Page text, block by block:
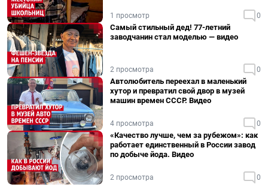
1 просмотр 0
Самый стильный дед! 77-летний
заводчанин стал моделью — видео
2 просмотра 0
Автолюбитель переехал в маленький
хутор и превратил свой двор в музей
машин времен СССР. Видео
4 просмотра 0
«Качество лучше, чем за рубежом»: как
работает единственный в России завод
по добыче йода. Видео
2 просмотра 0